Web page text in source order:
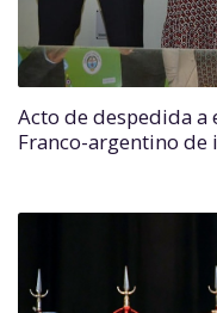
Acto de despedida a
Franco-argentino de